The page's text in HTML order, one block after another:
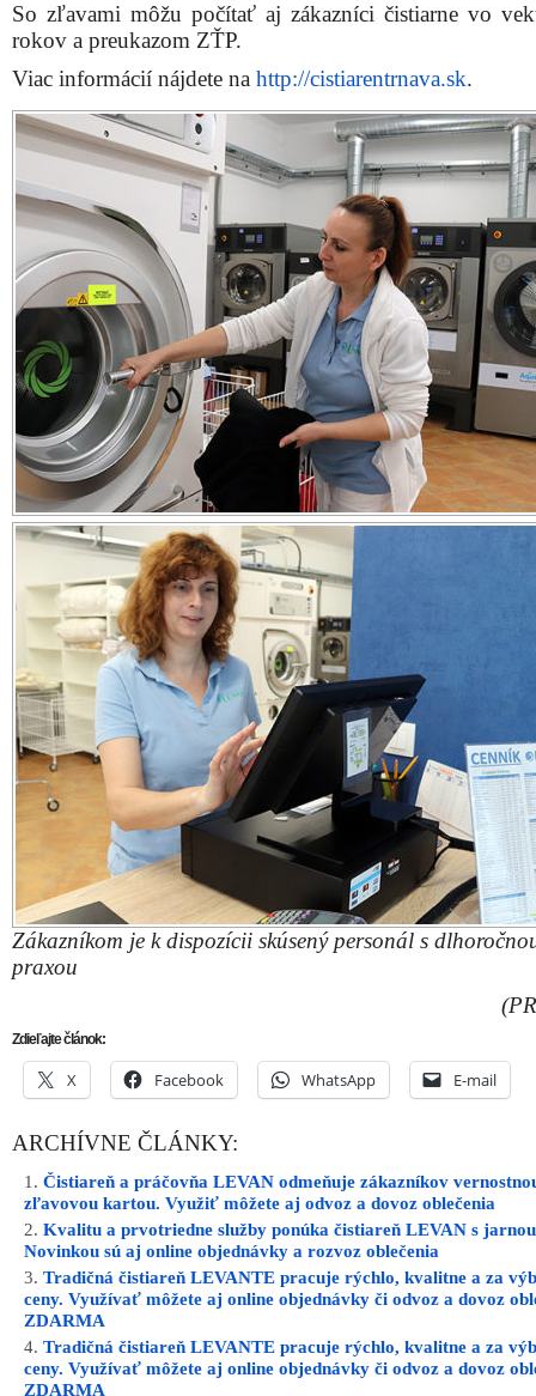
So zľavami môžu počítať aj zákazníci čistiarne vo
rokov a preukazom ZŤP.
Viac informácií nájdete na http://cistiarentrnava.sk.
Zákazníkom je k dispozícii skúsený personál s
praxou
Zdieľajte článok:
X Facebook WhatsApp E-mail
ARCHÍVNE ČLÁNKY:
Čistiareň a práčovňa LEVAN odmeňuje zákazníkov
zľavovou kartou. Využiť môžete aj odvoz a dovoz oblečenia
Kvalitu a prvotriedne služby ponúka čistiareň LEVAN s
Novinkou sú aj online objednávky a rozvoz oblečenia
Tradičná čistiareň LEVANTE pracuje rýchlo, kvalitne a za
ceny. Využívať môžete aj online objednávky či odvoz a dovoz
ZDARMA
Tradičná čistiareň LEVANTE pracuje rýchlo, kvalitne a za
ceny. Využívať môžete aj online objednávky či odvoz a dovoz
ZDARMA